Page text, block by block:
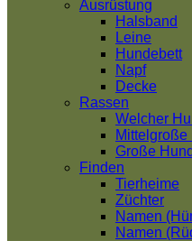
Ausrüstung
Halsband
Leine
Hundebett
Napf
Decke
Rassen
Welcher
Mittelgroße
Große
Finden
Tierheime
Züchter
Namen
Namen